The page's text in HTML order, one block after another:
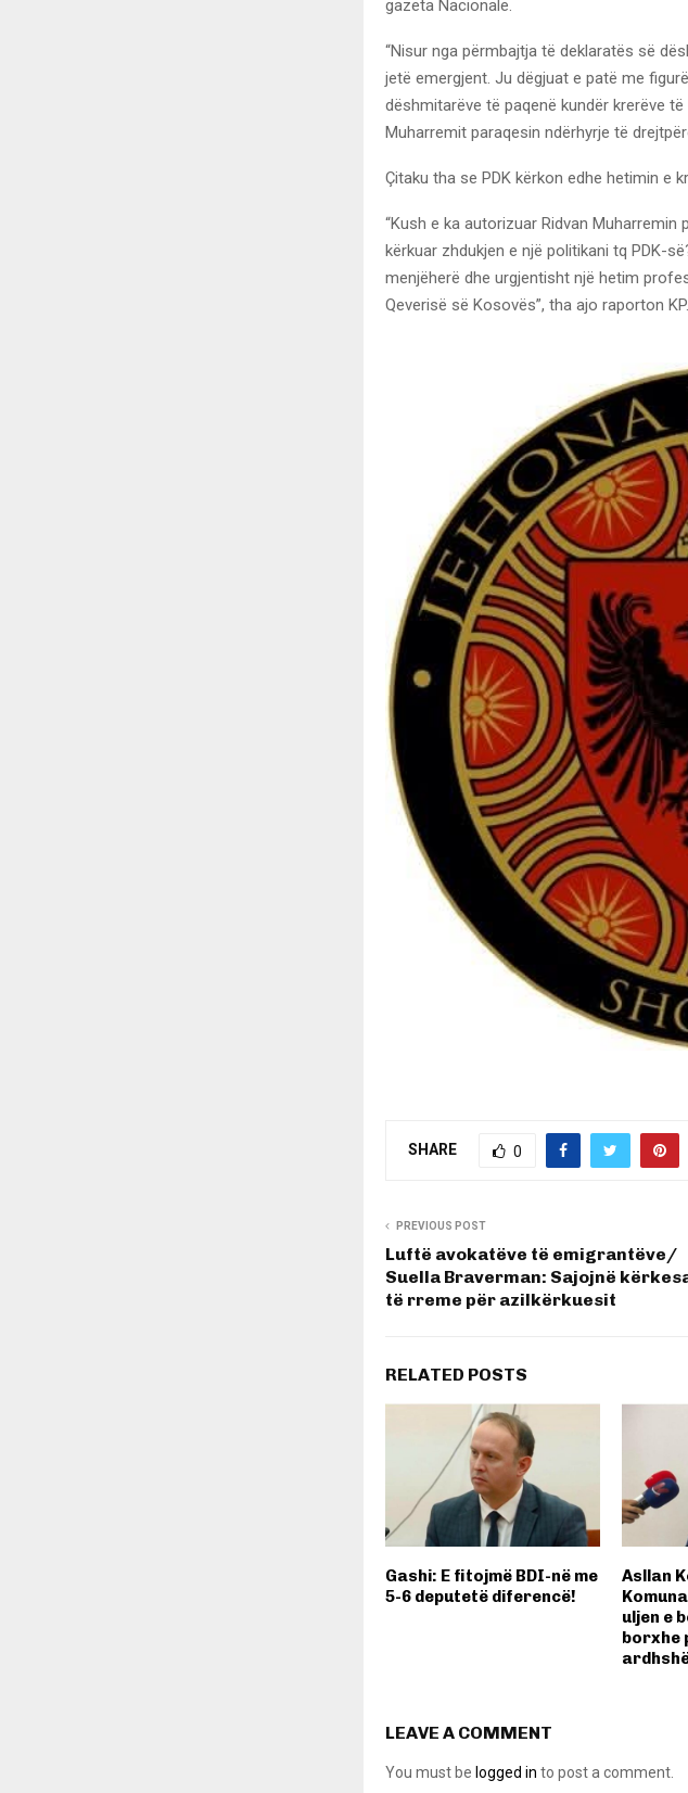
gazeta Nacionale.
“Nisur nga përmbajtja të deklaratës së
jetë emergjent. Ju dëgjuat e patë me
dëshmitarëve të paqenë kundër krerëve
Muharremit paraqesin ndërhyrje të
Çitaku tha se PDK kërkon edhe hetimin e
“Kush e ka autorizuar Ridvan
kërkuar zhdukjen e një politikani tq PDK-
menjëherë dhe urgjentisht një hetim
Qeverisë së Kosovës”, tha ajo raporton KP.
SHARE 0
PREVIOUS POST
Luftë avokatëve të emigrantëve/
Suella Braverman: Sajojnë
të rreme për azilkërkuesit
RELATED POSTS
Gashi: E fitojmë BDI-në me
5-6 deputetë diferencë!
Asllan
uljen e
borxhe
LEAVE A COMMENT
You must be logged in to post a comment.